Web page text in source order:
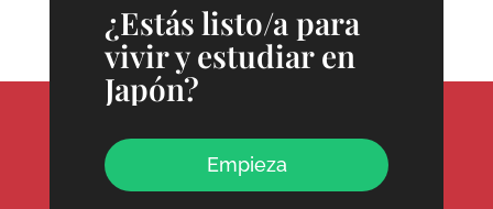
¿Estás listo/a para
vivir y estudiar en
Japón?
Empieza